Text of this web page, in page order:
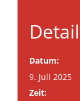
Datum:
9. Juli 2025
Zeit: